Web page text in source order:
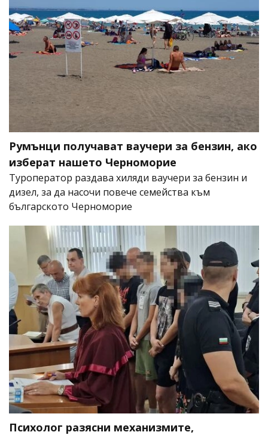
Румънци получават ваучери за бензин, ако
изберат нашето Черноморие
Туроператор раздава хиляди ваучери за бензин и
дизел, за да насочи повече семейства към
българското Черноморие
Психолог разясни механизмите,